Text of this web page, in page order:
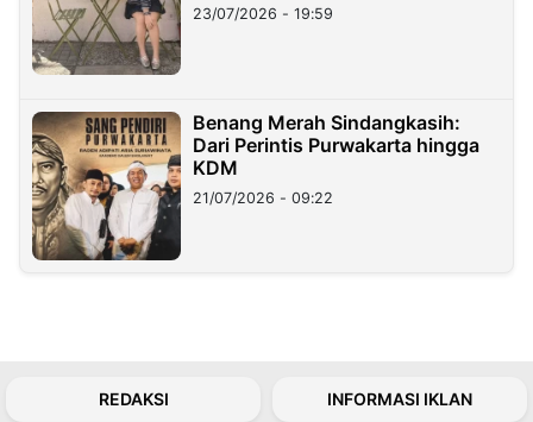
23/07/2026 - 19:59
Benang Merah Sindangkasih:
Dari Perintis Purwakarta hingga
KDM
21/07/2026 - 09:22
REDAKSI INFORMASI IKLAN